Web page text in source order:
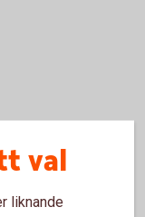
Om du inte gör
i en
i Alecta.
val
liknande